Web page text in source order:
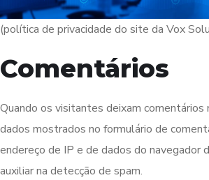
(política de privacidade do site da Vox
Comentários
Quando os visitantes deixam
dados mostrados no formulário de
endereço de IP e de dados do navegador
auxiliar na detecção de spam.